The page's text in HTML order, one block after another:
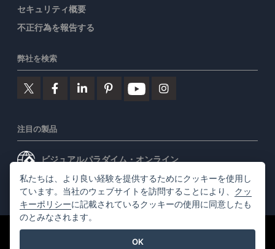
セキュリティ概要
不正行為を報告する
弊社を検索
注目の製品
ビジュアルパラダイム・オンライン
ビジュアルパラダイムデスクトップ
©2026 by Visual Paradigm. 全ての権利を有する
私たちは、より良い経験を提供するためにクッキーを使用し
ています。当社のウェブサイトを訪問することにより、 クッ
キーポリシーに記載されているクッキーの使用に同意したも
のとみなされます。
OK